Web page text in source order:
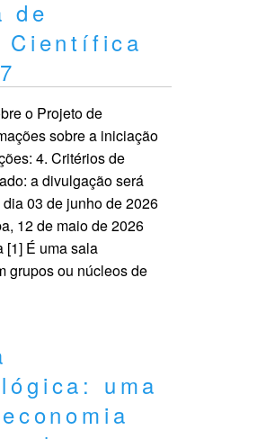
de
Científica
o Projeto de
sobre a iniciação
4. Critérios de
a divulgação será
03 de junho de 2026
12 de maio de 2026
[1] É uma sala
grupos ou núcleos de
uma